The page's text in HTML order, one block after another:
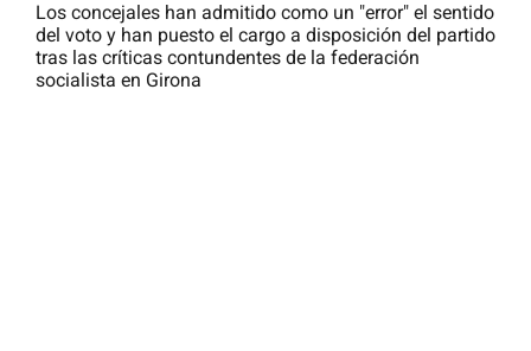
Los concejales han admitido como un "error" el sentido
del voto y han puesto el cargo a disposición del partido
tras las críticas contundentes de la federación
socialista en Girona